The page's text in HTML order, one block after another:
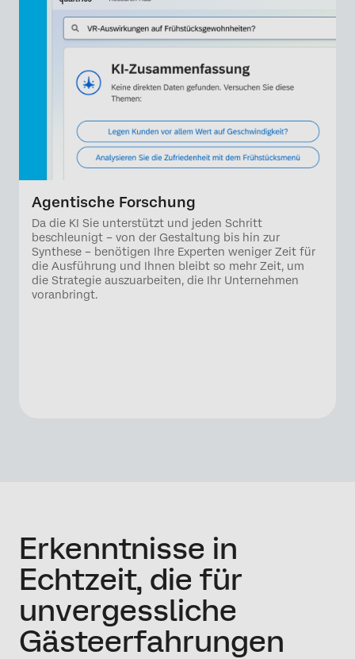
Agentische Forschung
Da die KI Sie unterstützt und jeden Schritt
beschleunigt – von der Gestaltung bis hin zur
Synthese – benötigen Ihre Experten weniger Zeit für
die Ausführung und Ihnen bleibt so mehr Zeit, um
die Strategie auszuarbeiten, die Ihr Unternehmen
voranbringt.
Erkenntnisse in
Echtzeit, die für
unvergessliche
Gästeerfahrungen